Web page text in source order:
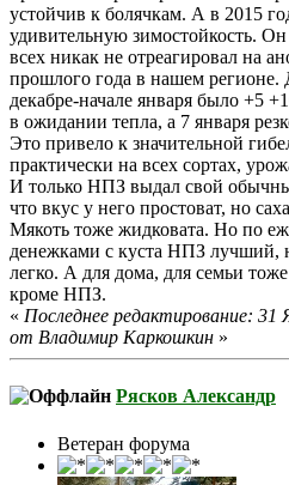
устойчив к болячкам. А в 2015
удивительную зимостойкость.
всех никак не отреагировал на
прошлого года в нашем регионе.
декабре-начале января было +5
в ожидании тепла, а 7 января
Это привело к значительной
практически на всех сортах,
И только НПЗ выдал свой
что вкус у него простоват, но
Мякоть тоже жидковата. Но по
денежками с куста НПЗ лучший,
легко. А для дома, для семьи
кроме НПЗ.
« Последнее редактирование: 31
от Владимир Каркошкин »
Рясков Александр
Ветеран форума